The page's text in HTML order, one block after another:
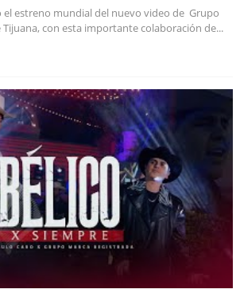
el estreno mundial del nuevo video de Grupo
Tijuana, con esta importante colaboración de...